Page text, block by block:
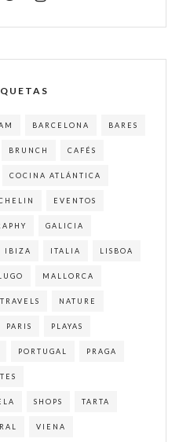
BARCELONA BARES
BRUNCH CAFÉS
COCINA ATLÁNTICA
EVENTOS
GALICIA
IBIZA ITALIA LISBOA
MALLORCA
NATURE
PARIS PLAYAS
PORTUGAL PRAGA
SHOPS TARTA
VIENA